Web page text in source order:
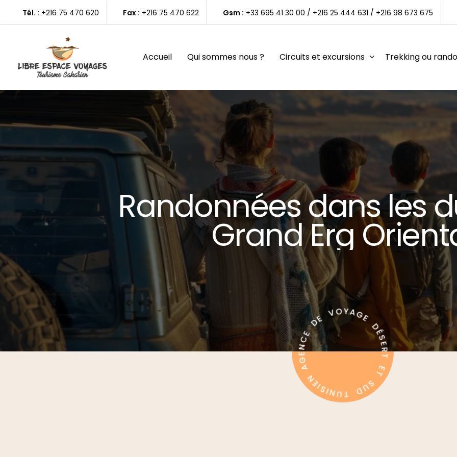
to
Tél. : +216 75 470 620 Fax : +216 75 470 622 Gsm : +33 695 41 30 00 / +216 25 444 631 / +216 98 673 675
Accueil Qui sommes nous ? Circuits et excursions Trekking ou
Randonnéesdanslesd
GrandErg Orient